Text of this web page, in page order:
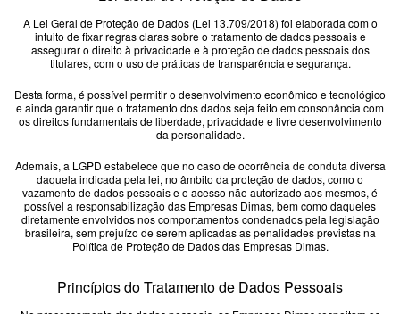
GWM
Caminhões
Omoda | Jaecoo
Blog
A Lei Geral de Proteção de Dados (Lei 13.709/2018) foi elaborada com o
intuito de fixar regras claras sobre o tratamento de dados pessoais e
assegurar o direito à privacidade e à proteção de dados pessoais dos
titulares, com o uso de práticas de transparência e segurança.
Desta forma, é possível permitir o desenvolvimento econômico e tecnológico
e ainda garantir que o tratamento dos dados seja feito em consonância com
os direitos fundamentais de liberdade, privacidade e livre desenvolvimento
da personalidade.
Ademais, a LGPD estabelece que no caso de ocorrência de conduta diversa
daquela indicada pela lei, no âmbito da proteção de dados, como o
vazamento de dados pessoais e o acesso não autorizado aos mesmos, é
possível a responsabilização das Empresas Dimas, bem como daqueles
diretamente envolvidos nos comportamentos condenados pela legislação
brasileira, sem prejuízo de serem aplicadas as penalidades previstas na
Política de Proteção de Dados das Empresas Dimas.
Princípios do Tratamento de Dados Pessoais